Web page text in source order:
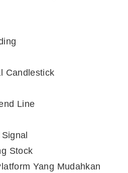
Candlestick
Line
Stock
Yang Mudahkan